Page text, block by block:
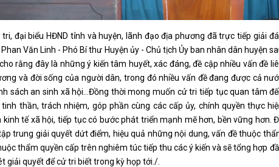
đại biểu HĐND tỉnh và huyện, lãnh đạo địa phương đã trực tiếp giải
Văn Linh - Phó Bí thư Huyện ủy - Chủ tịch Ủy ban nhân dân huyện
rằng đây là những ý kiến tâm huyết, xác đáng, đề cập nhiều vấn đề
và đời sống của người dân, trong đó nhiều vấn đề đang được cả
sách an sinh xã hội…Đồng thời mong muốn cử tri tiếp tục quan tâm
thần, trách nhiệm, góp phần cùng các cấp ủy, chính quyền thực
tế xã hội, tiếp tục có bước phát triển mạnh mẽ hơn, bền vững hơn.
trung giải quyết dứt điểm, hiệu quả những nội dung, vấn đề thuộc
thẩm quyền cấp trên nghiêm túc tiếp thu các ý kiến và sẽ tổng hợp
giải quyết để cử tri biết trong kỳ họp tới./.